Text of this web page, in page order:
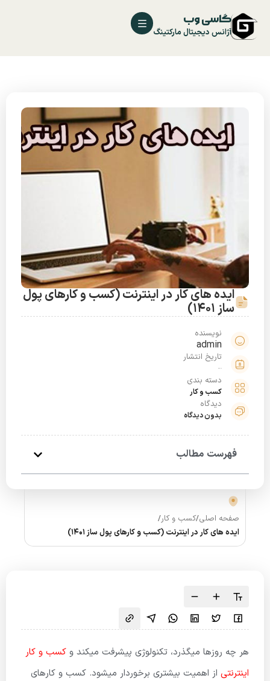
گاسی وب
آژانس دیجیتال مارکتینگ
ایده های کار در اینترنت (کسب و کارهای پول
ساز 1401)
نویسنده
admin
تاریخ انتشار
دسته بندی
کسب و کار
دیدگاه
بدون دیدگاه
فهرست مطالب
صفحه اصلی/کسب و کار/
ایده های کار در اینترنت (کسب و کارهای پول ساز 1401)
هر چه روزها میگذرد، تکنولوژی پیشرفت میکند و کسب و کار
اینترنتی از اهمیت بیشتری برخوردار میشود. کسب و کارهای